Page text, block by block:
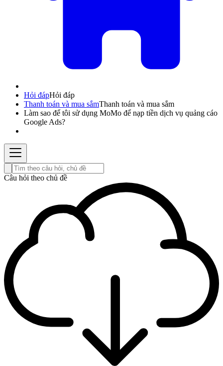
Hỏi đápHỏi đáp
Thanh toán và mua sắmThanh toán và mua sắm
Làm sao để tôi sử dụng MoMo để nạp tiền dịch vụ quảng cáo
Google Ads?
Câu hỏi theo chủ đề